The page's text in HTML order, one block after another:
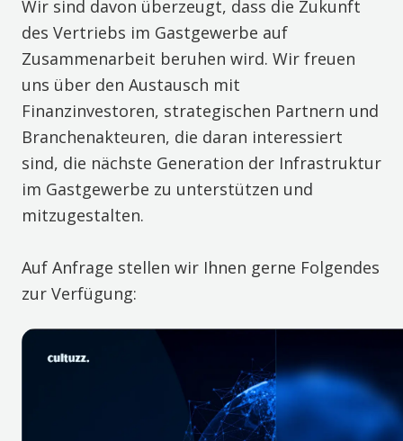
Wir sind davon überzeugt, dass die Zukunft
des Vertriebs im Gastgewerbe auf
Zusammenarbeit beruhen wird. Wir freuen
uns über den Austausch mit
Finanzinvestoren, strategischen Partnern und
Branchenakteuren, die daran interessiert
sind, die nächste Generation der Infrastruktur
im Gastgewerbe zu unterstützen und
mitzugestalten.
Auf Anfrage stellen wir Ihnen gerne Folgendes
zur Verfügung: